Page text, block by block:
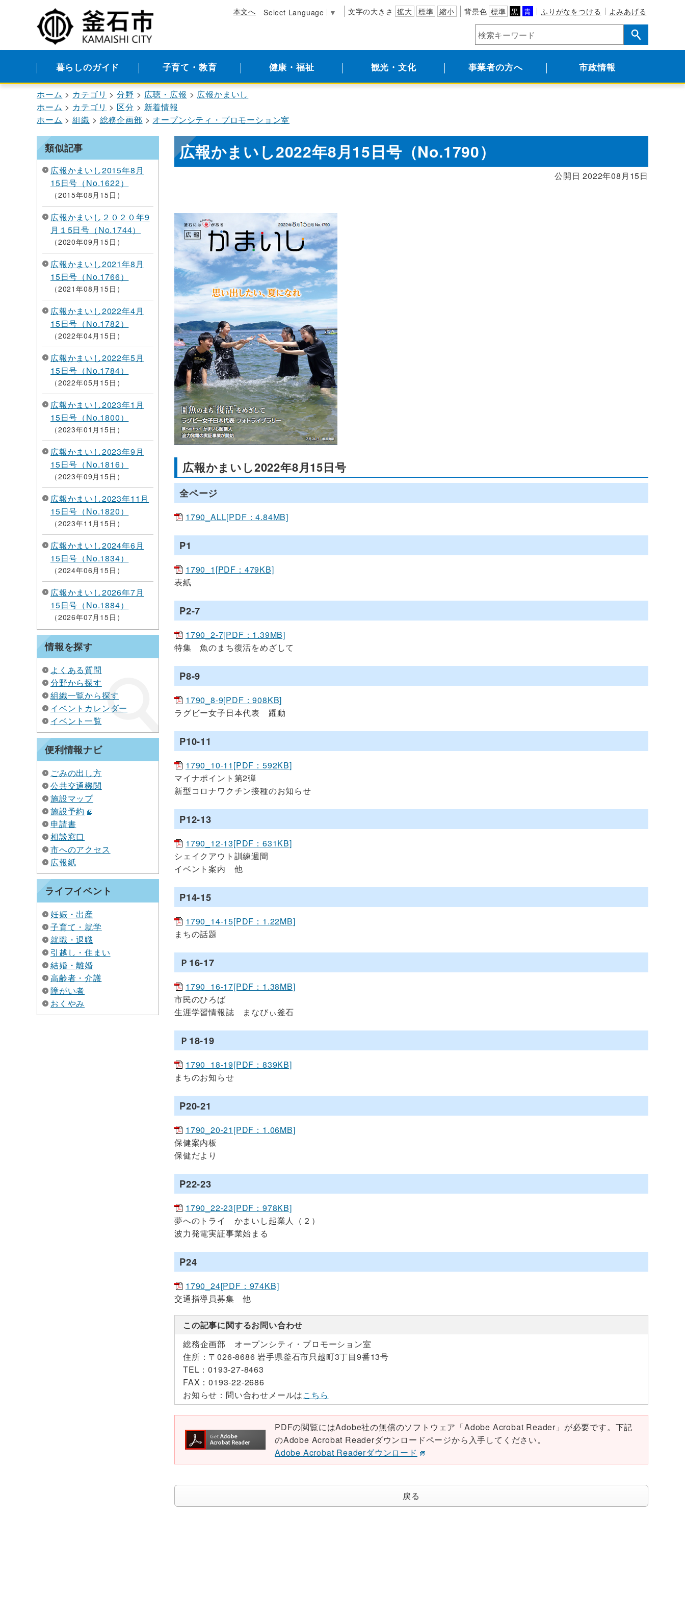
本文へ Select Language ▼ 文字の大きさ 拡大 標準 縮小 背景色 標準 黒 青 ふりがなをつける よみあげる
暮らしのガイド 子育て・教育 健康・福祉 観光・文化 事業者の方へ 市政情報
ホーム カテゴリ 分野 広聴・広報
広報かまいし
ホーム
カテゴリ 区分
新着情報
ホーム
組織 総務企画部 オープンシティ・プロモーション室
類似記事
広報かまいし2015年8月
15日号（No.1622）
2015年08月15日
広報かまいし２０２０年9
月１5日号（No.1744）
2020年09月15日
広報かまいし2021年8月
15日号（No.1766）
2021年08月15日
広報かまいし2022年4月
15日号（No.1782）
2022年04月15日
広報かまいし2022年5月
15日号（No.1784）
2022年05月15日
広報かまいし2023年1月
15日号（No.1800）
2023年01月15日
広報かまいし2023年9月
15日号（No.1816）
2023年09月15日
広報かまいし2023年11月
15日号（No.1820）
2023年11月15日
広報かまいし2024年6月
15日号（No.1834）
2024年06月15日
広報かまいし2026年7月
15日号（No.1884）
2026年07月15日
情報を探す
よくある質問
分野から探す
組織一覧から探す
イベントカレンダー
イベント一覧
便利情報ナビ
ごみの出し方
公共交通機関
施設マップ
施設予約
申請書
相談窓口
市へのアクセス
広報紙
ライフイベント
妊娠・出産
子育て・就学
就職・退職
引越し・住まい
結婚・離婚
高齢者・介護
障がい者
おくやみ
広報かまいし2022年8月15日号（No.1790）
公開日 2022年08月15日
広報かまいし2022年8月15日号
全ページ
1790_ALL[PDF：4.84MB]
P1
1790_1[PDF：479KB]
表紙
P2-7
1790_2-7[PDF：1.39MB]
特集 魚のまち復活をめざして
P8-9
1790_8-9[PDF：908KB]
ラグビー女子日本代表 躍動
P10-11
1790_10-11[PDF：592KB]
マイナポイント第2弾
新型コロナワクチン接種のお知らせ
P12-13
1790_12-13[PDF：631KB]
シェイクアウト訓練週間
イベント案内 他
P14-15
1790_14-15[PDF：1.22MB]
まちの話題
Ｐ16-17
1790_16-17[PDF：1.38MB]
市民のひろば
生涯学習情報誌 まなびぃ釜石
Ｐ18-19
1790_18-19[PDF：839KB]
まちのお知らせ
P20-21
1790_20-21[PDF：1.06MB]
保健案内板
保健だより
P22-23
1790_22-23[PDF：978KB]
夢へのトライ かまいし起業人（２）
波力発電実証事業始まる
P24
1790_24[PDF：974KB]
交通指導員募集 他
この記事に関するお問い合わせ
総務企画部 オープンシティ・プロモーション室
住所： 〒026-8686 岩手県釜石市只越町3丁目9番13号
TEL：0193-27-8463
FAX：0193-22-2686
お知らせ： 問い合わせメールはこちら
PDFの閲覧にはAdobe社の無償のソフトウェア「Adobe Acrobat Reader」が必要です。下記
のAdobe Acrobat Readerダウンロードページから入手してください。
Adobe Acrobat Readerダウンロード
戻る